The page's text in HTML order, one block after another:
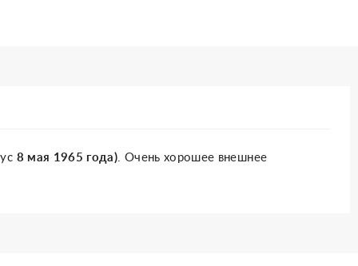
8 мая 1965 года). Очень хорошее внешнее